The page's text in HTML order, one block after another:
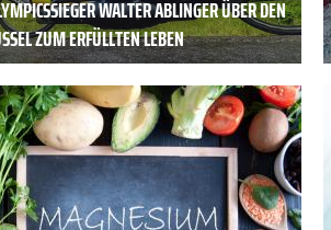
WALTER ABLINGER ÜBER DEN
ZUM ERFÜLLTEN LEBEN